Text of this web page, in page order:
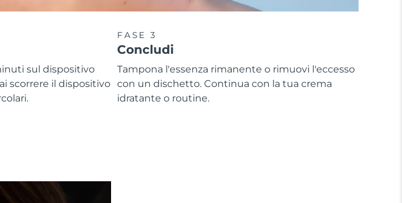
sul dispositivo
scorrere il dispositivo
FASE 3
Concludi
Tampona l'essenza rimanente o rimuovi l'eccesso
con un dischetto. Continua con la tua crema
idratante o routine.